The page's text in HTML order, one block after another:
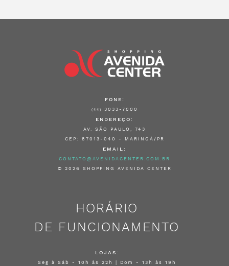
FONE:
(44) 3033-7000
ENDEREÇO:
AV. SÃO PAULO, 743
CEP: 87013-040 - MARINGÁ/PR
EMAIL:
CONTATO@AVENIDACENTER.COM.BR
© 2026 SHOPPING AVENIDA CENTER
HORÁRIO
DE FUNCIONAMENTO
LOJAS:
Seg à Sáb - 10h às 22h | Dom - 13h às 19h